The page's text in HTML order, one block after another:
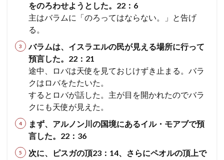
をのろわせようとした。22：6
主はバラムに「のろってはならない。」と告げ
る。
バラムは、イスラエルの民が見える場所に行って
預言した。22：21
途中、ロバは天使を見ておじけずき止まる。バラ
クはロバをたたいた。
するとロバが話した。主が目を開かれたのでバラ
クにも天使が見えた。
まず、アルノン川の国境にあるイル・モアブで預
言した。22：36
次に、ピスガの頂23：14、さらにペオルの頂上で